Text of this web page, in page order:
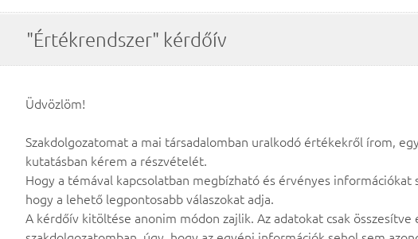
"Értékrendszer" kérdőív
Üdvözlöm!
Szakdolgozatomat a mai társadalomban uralkodó értékekről írom,
kutatásban kérem a részvételét.
Hogy a témával kapcsolatban megbízható és érvényes információkat
hogy a lehető legpontosabb válaszokat adja.
A kérdőív kitöltése anonim módon zajlik. Az adatokat csak